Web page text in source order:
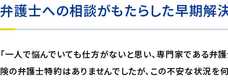
弁護士への相談がもたらした早期解
「一人で悩んでいても仕方がないと思い、専門家である弁
険の弁護士特約はありませんでしたが、この不安な状況を何